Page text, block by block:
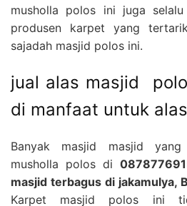
musholla polos ini juga
produsen karpet yang
sajadah masjid polos ini.
jual alas masjid
di manfaat untuk
Banyak masjid masjid yang
musholla polos di
masjid terbagus di jakamulya,
Karpet masjid polos ini